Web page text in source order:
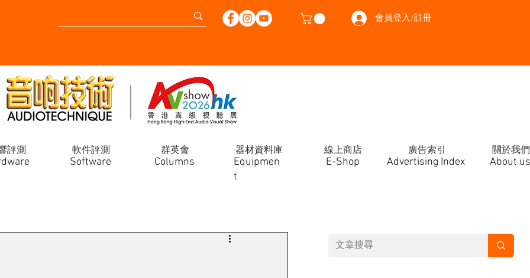
會員登入/註冊
評測 軟件評測 群英會 器材資料庫 線上商店 廣告索引 關於我們
Software
Equipmen
t
E-Shop
Columns About us
Advertising Index